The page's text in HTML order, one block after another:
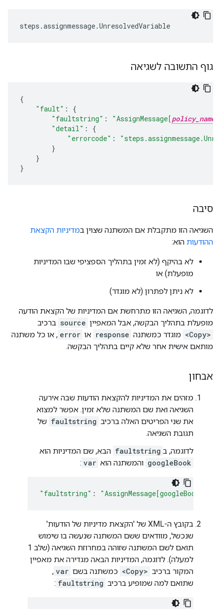
steps .assignmessage.UnresolvedVariable
גוף התשובה לשגיאה
{
"fault" :
{
"faultstring" : "AssignMessage[policy_name
"detail" :
{
"errorcode" :
}
}
}
סיבה
השגיאה הזו מתקבלת אם המשתנה שצוין במדיניות הקצאת
ההודעות הוא:
לא בהיקף (לא זמין בתהליך הספציפי שבו המדיניות
מופעלת) או
לא ניתן לפתרון (לא מוגדר)
לדוגמה, השגיאה הזו מתרחשת אם המדיניות של הקצאת הודעה
מופעלת בתהליך הבקשה, אבל המאפיין source ברכיב
<Copy> מוגדר כמשתנה response או error , או כל משתנה
מותאם אישית אחר שלא קיים בתהליך הבקשה.
אבחון
מזהים את המדיניות להקצאת הודעות שבה אירעה
השגיאה ואת שם המשתנה שלא זמין. אפשר למצוא
את שני הפריטים האלה ברכיב faultstring של
תגובת השגיאה.
לדוגמה, ב faultstring הבא, שם המדיניות הוא
googleBook והמשתנה הוא var
:
"faultstring" :
בקובץ ה-XML של 'הקצאת מדיניות של הודעות'
שנכשל, מוודאים ששם המשתנה שנעשה בו שימוש
תואם לשם המשתנה שזוהה במחרוזת השגיאה (שלב 1
למעלה). לדוגמה, המדיניות הבאה מגדירה את מאפיין
המקור ברכיב <Copy> כמשתנה בשם var
,
שתואם למה שמופיע ברכיב faultstring
: